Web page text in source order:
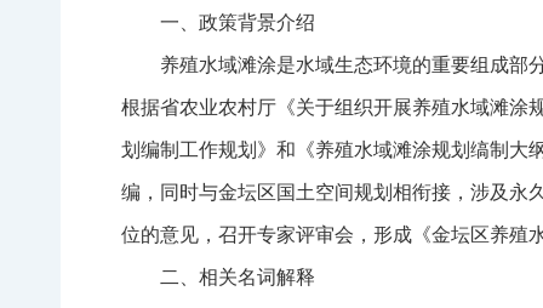
一、政策背景介绍
养殖水域滩涂是水域生态环境的重要组成部
根据省农业农村厅《关于组织开展养殖水域滩涂
划编制工作规划》和《养殖水域滩涂规划缟制大
编，同时与金坛区国土空间规划相衔接，涉及永
位的意见，召开专家评审会，形成《金坛区养殖
二、相关名词解释